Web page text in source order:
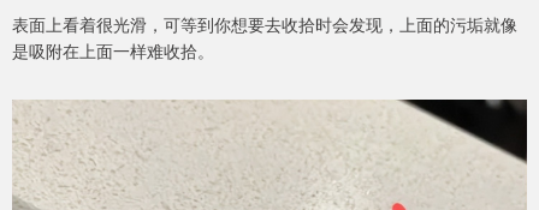
表面上看着很光滑，可等到你想要去收拾时会发现，上面的污垢就像
是吸附在上面一样难收拾。